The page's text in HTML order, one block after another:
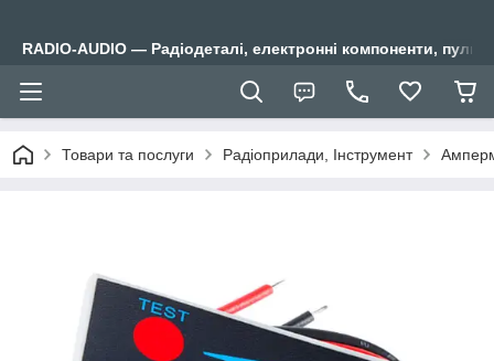
RADIO-AUDIO — Радіодеталі, електронні компоненти,
Товари та послуги Радіоприлади, Інструмент